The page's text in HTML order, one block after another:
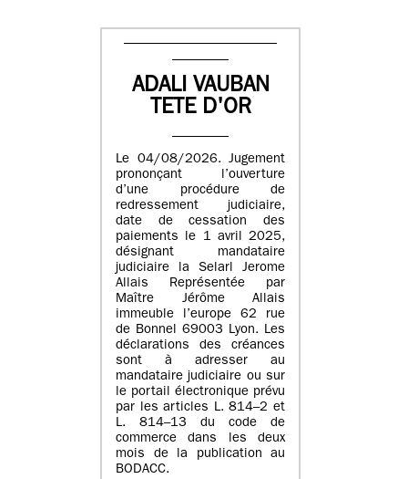
ADALI VAUBAN
TETE D'OR
Le 04/08/2026. Jugement
prononçant l’ouverture
d’une procédure de
redressement judiciaire,
date de cessation des
paiements le 1 avril 2025,
désignant mandataire
judiciaire la Selarl Jerome
Allais Représentée par
Maître Jérôme Allais
immeuble l’europe 62 rue
de Bonnel 69003 Lyon. Les
déclarations des créances
sont à adresser au
mandataire judiciaire ou sur
le portail électronique prévu
par les articles L. 814–2 et
L. 814–13 du code de
commerce dans les deux
mois de la publication au
BODACC.